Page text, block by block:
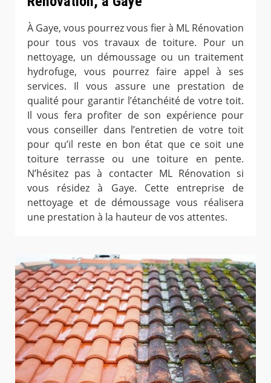
À Gaye, vous pourrez vous fier à ML Rénovation
pour tous vos travaux de toiture. Pour un
nettoyage, un démoussage ou un traitement
hydrofuge, vous pourrez faire appel à ses
services. Il vous assure une prestation de
qualité pour garantir l’étanchéité de votre toit.
Il vous fera profiter de son expérience pour
vous conseiller dans l’entretien de votre toit
pour qu’il reste en bon état que ce soit une
toiture terrasse ou une toiture en pente.
N’hésitez pas à contacter ML Rénovation si
vous résidez à Gaye. Cette entreprise de
nettoyage et de démoussage vous réalisera
une prestation à la hauteur de vos attentes.